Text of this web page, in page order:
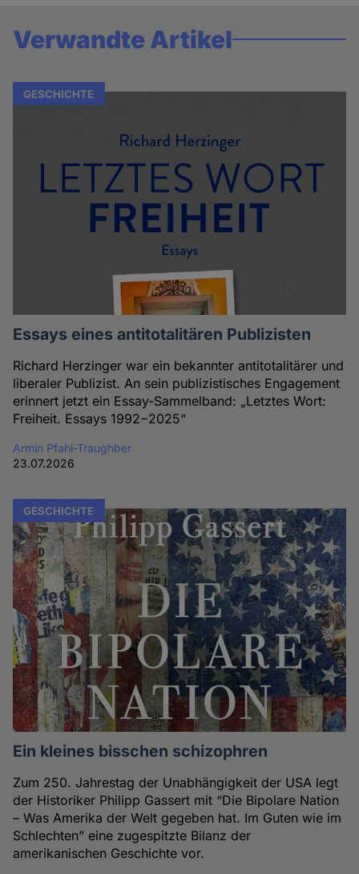
Verwandte Artikel
GESCHICHTE
Essays eines antitotalitären Publizisten
Richard Herzinger war ein bekannter antitotalitärer und
liberaler Publizist. An sein publizistisches Engagement
erinnert jetzt ein Essay-Sammelband: „Letztes Wort:
Freiheit. Essays 1992−2025“
Armin Pfahl-Traughber
23.07.2026
GESCHICHTE
Ein kleines bisschen schizophren
Zum 250. Jahrestag der Unabhängigkeit der USA legt
der Historiker Philipp Gassert mit “Die Bipolare Nation
– Was Amerika der Welt gegeben hat. Im Guten wie im
Schlechten” eine zugespitzte Bilanz der
amerikanischen Geschichte vor.